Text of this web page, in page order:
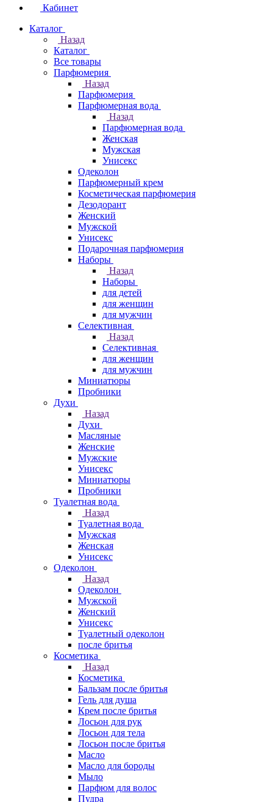
Кабинет
Каталог
Назад
Каталог
Все товары
Парфюмерия
Назад
Парфюмерия
Парфюмерная вода
Назад
Парфюмерная вода
Женская
Мужская
Унисекс
Одеколон
Парфюмерный крем
Косметическая парфюмерия
Дезодорант
Женский
Мужской
Унисекс
Подарочная парфюмерия
Наборы
Назад
Наборы
для детей
для женщин
для мужчин
Селективная
Назад
Селективная
для женщин
для мужчин
Миниатюры
Пробники
Духи
Назад
Духи
Масляные
Женские
Мужские
Унисекс
Миниатюры
Пробники
Туалетная вода
Назад
Туалетная вода
Мужская
Женская
Унисекс
Одеколон
Назад
Одеколон
Мужской
Женский
Унисекс
Туалетный одеколон
после бритья
Косметика
Назад
Косметика
Бальзам после бритья
Гель для душа
Крем после бритья
Лосьон для рук
Лосьон для тела
Лосьон после бритья
Масло
Масло для бороды
Мыло
Парфюм для волос
Пудра